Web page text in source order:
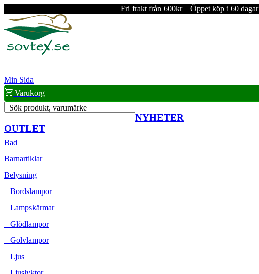
Fri frakt från 600kr Öppet köp i 60 dagar
Min Sida
Varukorg
Sök produkt, varumärke
NYHETER
OUTLET
Bad
Barnartiklar
Belysning
Bordslampor
Lampskärmar
Glödlampor
Golvlampor
Ljus